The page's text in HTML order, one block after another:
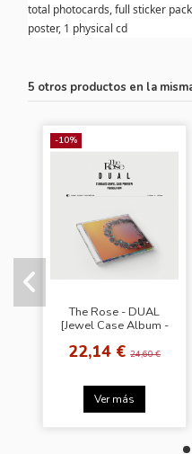
total photocards, full sticker
poster, 1 physical cd
5 otros productos en la
-10%
The Rose - DUAL
[Jewel Case Album -
22,14 €24,60 €
Ver más